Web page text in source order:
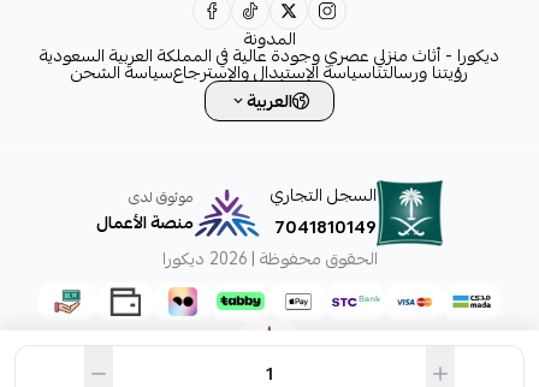
المدونة
ديكورا - أثاث منزلي عصري وجودة عالية في المملكة العربية السعودية
رؤيتنا ورسالتناسياسة الإستبدال والإسترجاعسياسة الشحن
العربية
السجل التجاري
7041810149
موثوق لدى
منصة الأعمال
الحقوق محفوظة | 2026
ديكورا